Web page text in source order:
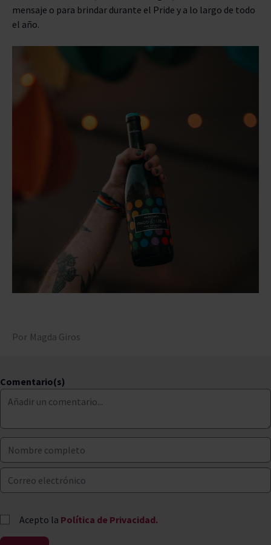
mensaje o para brindar durante el Pride y a lo largo de todo
el año.
Por Magda Giros
Comentario(s)
Acepto la Política de Privacidad.